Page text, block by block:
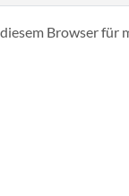
Browser für